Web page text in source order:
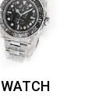
WATCH